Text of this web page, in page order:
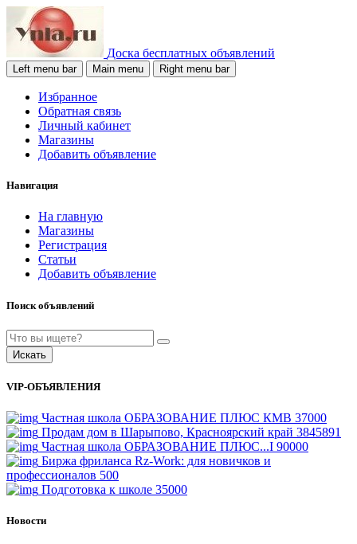
Доска бесплатных объявлений
Left menu bar Main menu Right menu bar
Избранное
Обратная связь
Личный кабинет
Магазины
Добавить объявление
Навигация
На главную
Магазины
Регистрация
Статьи
Добавить объявление
Поиск объявлений
Искать
VIP-ОБЪЯВЛЕНИЯ
Частная школа ОБРАЗОВАНИЕ ПЛЮС КМВ 37000
Продам дом в Шарыпово, Красноярский край 3845891
Частная школа ОБРАЗОВАНИЕ ПЛЮС...I 90000
Биржа фриланса Rz-Work: для новичков и
профессионалов 500
Подготовка к школе 35000
Новости